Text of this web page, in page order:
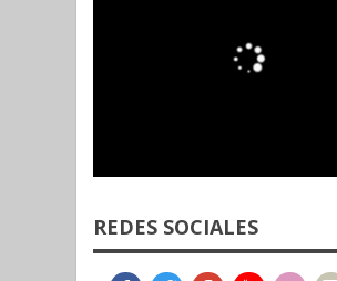
REDES SOCIALES